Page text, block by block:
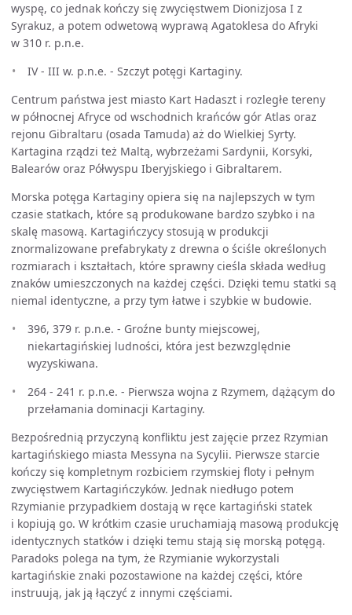
wyspę, co jednak kończy się zwycięstwem Dionizjosa I z
Syrakuz, a potem odwetową wyprawą Agatoklesa do Afryki
w 310 r. p.n.e.
IV - III w. p.n.e. - Szczyt potęgi Kartaginy.
Centrum państwa jest miasto Kart Hadaszt i rozległe tereny
w północnej Afryce od wschodnich krańców gór Atlas oraz
rejonu Gibraltaru (osada Tamuda) aż do Wielkiej Syrty.
Kartagina rządzi też Maltą, wybrzeżami Sardynii, Korsyki,
Balearów oraz Półwyspu Iberyjskiego i Gibraltarem.
Morska potęga Kartaginy opiera się na najlepszych w tym
czasie statkach, które są produkowane bardzo szybko i na
skalę masową. Kartagińczycy stosują w produkcji
znormalizowane prefabrykaty z drewna o ściśle określonych
rozmiarach i kształtach, które sprawny cieśla składa według
znaków umieszczonych na każdej części. Dzięki temu statki są
niemal identyczne, a przy tym łatwe i szybkie w budowie.
396, 379 r. p.n.e. - Groźne bunty miejscowej,
niekartagińskiej ludności, która jest bezwzględnie
wyzyskiwana.
264 - 241 r. p.n.e. - Pierwsza wojna z Rzymem, dążącym do
przełamania dominacji Kartaginy.
Bezpośrednią przyczyną konfliktu jest zajęcie przez Rzymian
kartagińskiego miasta Messyna na Sycylii. Pierwsze starcie
kończy się kompletnym rozbiciem rzymskiej floty i pełnym
zwycięstwem Kartagińczyków. Jednak niedługo potem
Rzymianie przypadkiem dostają w ręce kartagiński statek
i kopiują go. W krótkim czasie uruchamiają masową produkcję
identycznych statków i dzięki temu stają się morską potęgą.
Paradoks polega na tym, że Rzymianie wykorzystali
kartagińskie znaki pozostawione na każdej części, które
instruują, jak ją łączyć z innymi częściami.